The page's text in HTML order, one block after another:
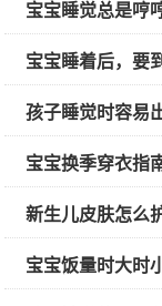
宝宝睡觉总是哼
宝宝睡着后，要
孩子睡觉时容易
宝宝换季穿衣指
新生儿皮肤怎么
宝宝饭量时大时